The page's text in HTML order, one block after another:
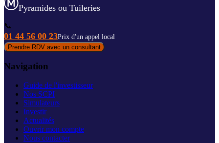
Pyramides ou Tuileries
📞
01 44 56 00 23Prix d'un appel local
Prendre RDV avec un consultant
Navigation
Guide de l'investisseur
Nos SCPI
Simulateurs
Investir
Actualités
Ouvrir mon compte
Nous contacter